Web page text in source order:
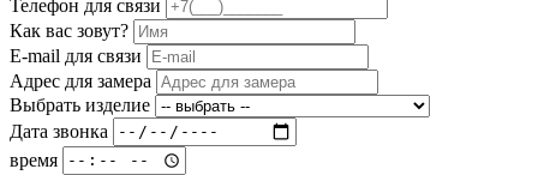
Телефон для связи
Как вас зовут?
E-mail для связи
Адрес для замера
Выбрать изделие
Дата звонка
время